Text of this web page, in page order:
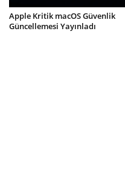
Apple Kritik macOS Güvenlik
Güncellemesi Yayınladı